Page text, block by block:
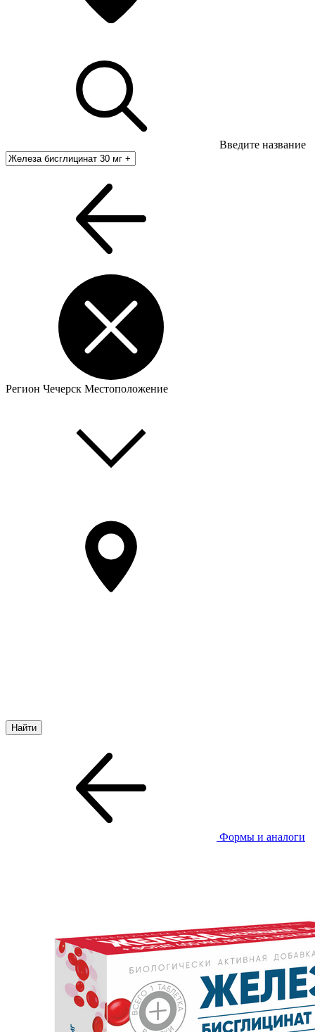
Введите название
Регион Чечерск Местоположение
Формы и аналоги